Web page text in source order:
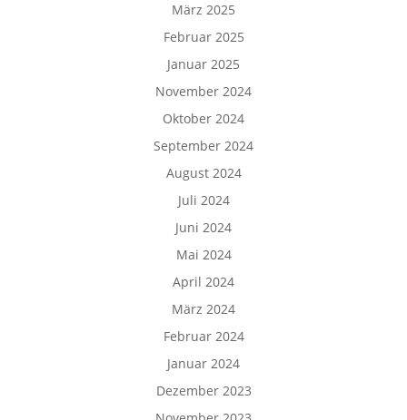
März 2025
Februar 2025
Januar 2025
November 2024
Oktober 2024
September 2024
August 2024
Juli 2024
Juni 2024
Mai 2024
April 2024
März 2024
Februar 2024
Januar 2024
Dezember 2023